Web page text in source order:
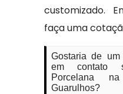
customizado.
faça uma
Gostaria de
em contato
Porcelana
Guarulhos?